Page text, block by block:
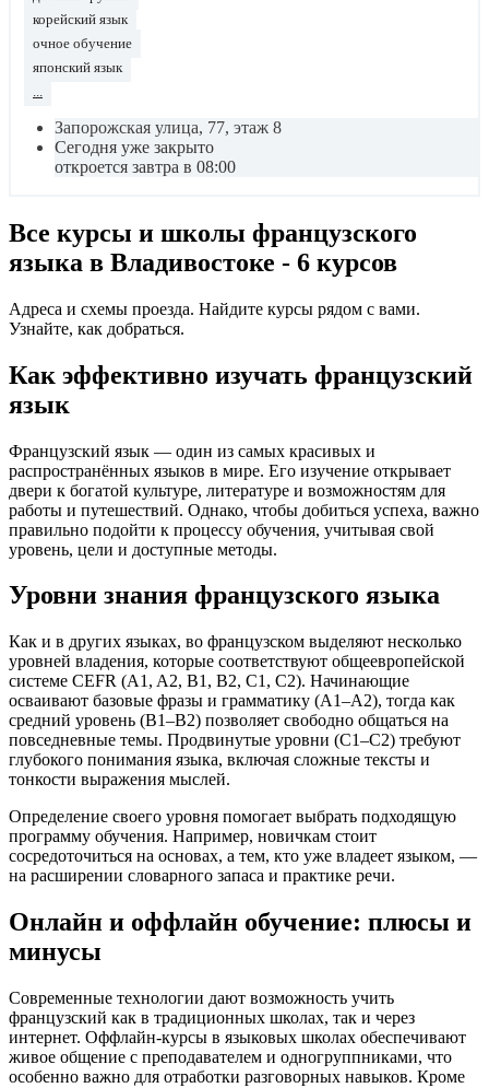
корейский язык
очное обучение
японский язык
...
Запорожская улица, 77, этаж 8
Сегодня уже закрыто
откроется завтра в 08:00
Все курсы и школы французского
языка в Владивостоке - 6 курсов
Адреса и схемы проезда. Найдите курсы рядом с вами.
Узнайте, как добраться.
Как эффективно изучать французский
язык
Французский язык — один из самых красивых и
распространённых языков в мире. Его изучение открывает
двери к богатой культуре, литературе и возможностям для
работы и путешествий. Однако, чтобы добиться успеха, важно
правильно подойти к процессу обучения, учитывая свой
уровень, цели и доступные методы.
Уровни знания французского языка
Как и в других языках, во французском выделяют несколько
уровней владения, которые соответствуют общеевропейской
системе CEFR (A1, A2, B1, B2, C1, C2). Начинающие
осваивают базовые фразы и грамматику (A1–A2), тогда как
средний уровень (B1–B2) позволяет свободно общаться на
повседневные темы. Продвинутые уровни (C1–C2) требуют
глубокого понимания языка, включая сложные тексты и
тонкости выражения мыслей.
Определение своего уровня помогает выбрать подходящую
программу обучения. Например, новичкам стоит
сосредоточиться на основах, а тем, кто уже владеет языком, —
на расширении словарного запаса и практике речи.
Онлайн и оффлайн обучение: плюсы и
минусы
Современные технологии дают возможность учить
французский как в традиционных школах, так и через
интернет. Оффлайн-курсы в языковых школах обеспечивают
живое общение с преподавателем и одногруппниками, что
особенно важно для отработки разговорных навыков. Кроме